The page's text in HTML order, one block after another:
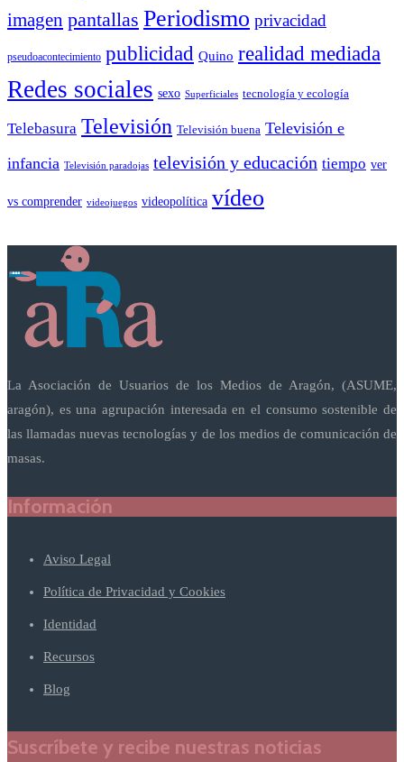
imagen pantallas Periodismo privacidad
pseudoacontecimiento publicidad Quino realidad mediada
Redes sociales sexo Superficiales tecnología y ecología
Telebasura Televisión Televisión buena Televisión e
infancia Televisión paradojas televisión y educación tiempo ver
vs comprender videojuegos videopolítica vídeo
La Asociación de Usuarios de los Medios de Aragón, (ASUME,
aragón), es una agrupación interesada en el consumo sostenible de
las llamadas nuevas tecnologías y de los medios de comunicación de
masas.
Información
Aviso Legal
Política de Privacidad y Cookies
Identidad
Recursos
Blog
Suscríbete y recibe nuestras noticias